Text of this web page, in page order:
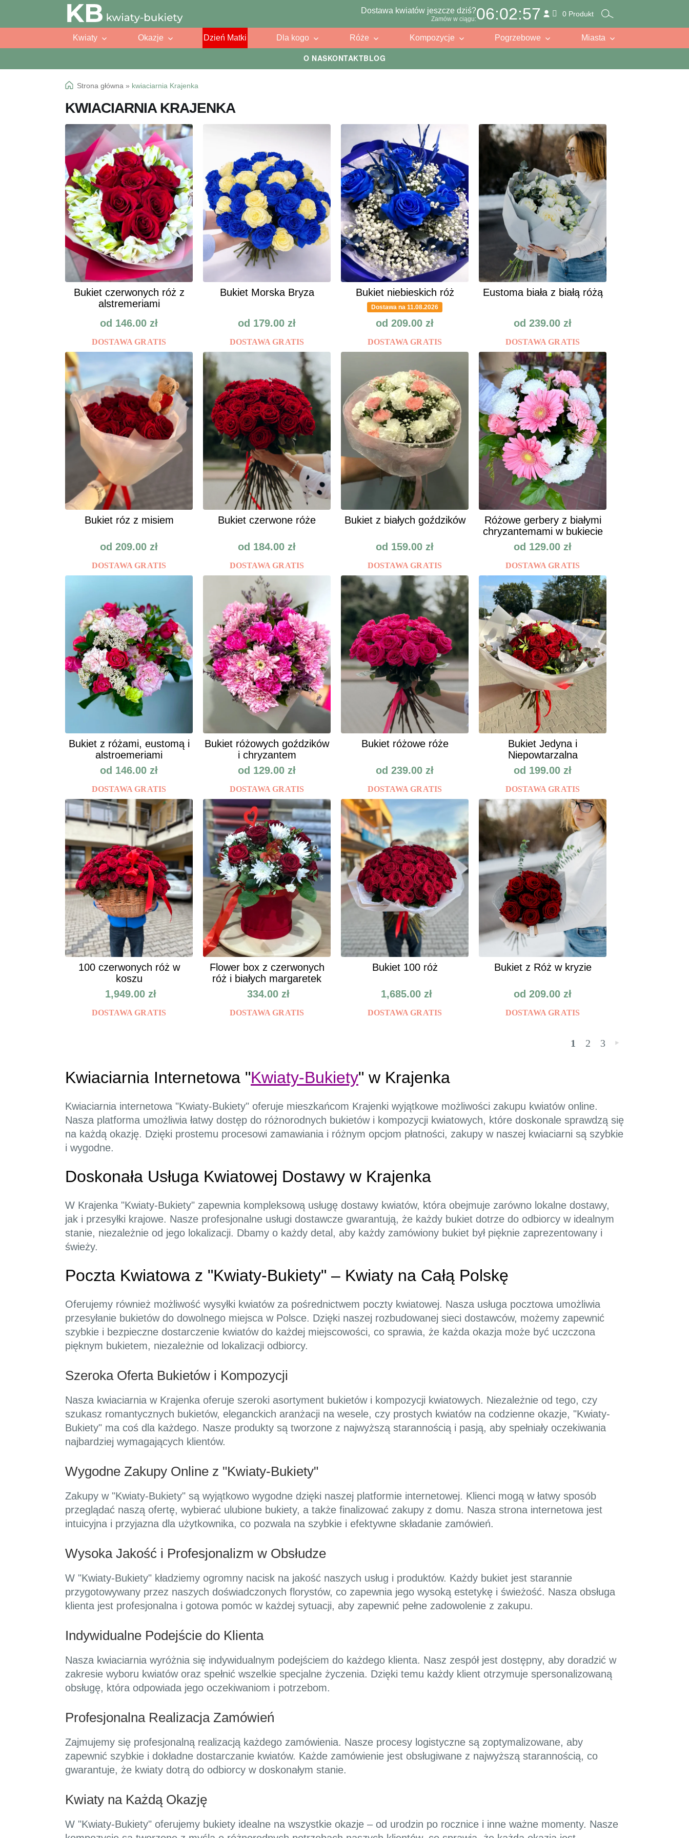
O NASKONTAKTBLOG
Przejdź
do
Przejdź
do
Dostawa kwiatów jeszcze dziś?
Zamów w ciągu:06:02:55 0 Produkt
Kwiaty Okazje Dzień Matki Dla kogo Róże Kompozycje Pogrzebowe Miasta
Strona główna » kwiaciarnia Krajenka
KWIACIARNIA KRAJENKA
Bukiet czerwonych róż z
alstremeriami
od 146.00 zł
DOSTAWA GRATIS
Bukiet Morska Bryza
od 179.00 zł
DOSTAWA GRATIS
Bukiet niebieskich róż
Dostawa na 11.08.2026
od 209.00 zł
DOSTAWA GRATIS
Eustoma biała z białą różą
od 239.00 zł
DOSTAWA GRATIS
Bukiet róz z misiem
od 209.00 zł
DOSTAWA GRATIS
Bukiet czerwone róże
od 184.00 zł
DOSTAWA GRATIS
Bukiet z białych goździków
od 159.00 zł
DOSTAWA GRATIS
Różowe gerbery z białymi
chryzantemami w bukiecie
od 129.00 zł
DOSTAWA GRATIS
Bukiet z różami, eustomą i
alstroemeriami
od 146.00 zł
DOSTAWA GRATIS
Bukiet różowych goździków
i chryzantem
od 129.00 zł
DOSTAWA GRATIS
Bukiet różowe róże
od 239.00 zł
DOSTAWA GRATIS
Bukiet Jedyna i
Niepowtarzalna
od 199.00 zł
DOSTAWA GRATIS
100 czerwonych róż w
koszu
1,949.00 zł
DOSTAWA GRATIS
Flower box z czerwonych
róż i białych margaretek
334.00 zł
DOSTAWA GRATIS
Bukiet 100 róż
1,685.00 zł
DOSTAWA GRATIS
Bukiet z Róż w kryzie
od 209.00 zł
DOSTAWA GRATIS
1 2 3 »
Kwiaciarnia Internetowa "Kwiaty-Bukiety" w Krajenka
Kwiaciarnia internetowa "Kwiaty-Bukiety" oferuje mieszkańcom Krajenki wyjątkowe możliwości zakupu kwiatów online.
Nasza platforma umożliwia łatwy dostęp do różnorodnych bukietów i kompozycji kwiatowych, które doskonale sprawdzą się
na każdą okazję. Dzięki prostemu procesowi zamawiania i różnym opcjom płatności, zakupy w naszej kwiaciarni są szybkie
i wygodne.
Doskonała Usługa Kwiatowej Dostawy w Krajenka
W Krajenka "Kwiaty-Bukiety" zapewnia kompleksową usługę dostawy kwiatów, która obejmuje zarówno lokalne dostawy,
jak i przesyłki krajowe. Nasze profesjonalne usługi dostawcze gwarantują, że każdy bukiet dotrze do odbiorcy w idealnym
stanie, niezależnie od jego lokalizacji. Dbamy o każdy detal, aby każdy zamówiony bukiet był pięknie zaprezentowany i
świeży.
Poczta Kwiatowa z "Kwiaty-Bukiety" – Kwiaty na Całą Polskę
Oferujemy również możliwość wysyłki kwiatów za pośrednictwem poczty kwiatowej. Nasza usługa pocztowa umożliwia
przesyłanie bukietów do dowolnego miejsca w Polsce. Dzięki naszej rozbudowanej sieci dostawców, możemy zapewnić
szybkie i bezpieczne dostarczenie kwiatów do każdej miejscowości, co sprawia, że każda okazja może być uczczona
pięknym bukietem, niezależnie od lokalizacji odbiorcy.
Szeroka Oferta Bukietów i Kompozycji
Nasza kwiaciarnia w Krajenka oferuje szeroki asortyment bukietów i kompozycji kwiatowych. Niezależnie od tego, czy
szukasz romantycznych bukietów, eleganckich aranżacji na wesele, czy prostych kwiatów na codzienne okazje, "Kwiaty-
Bukiety" ma coś dla każdego. Nasze produkty są tworzone z najwyższą starannością i pasją, aby spełniały oczekiwania
najbardziej wymagających klientów.
Wygodne Zakupy Online z "Kwiaty-Bukiety"
Zakupy w "Kwiaty-Bukiety" są wyjątkowo wygodne dzięki naszej platformie internetowej. Klienci mogą w łatwy sposób
przeglądać naszą ofertę, wybierać ulubione bukiety, a także finalizować zakupy z domu. Nasza strona internetowa jest
intuicyjna i przyjazna dla użytkownika, co pozwala na szybkie i efektywne składanie zamówień.
Wysoka Jakość i Profesjonalizm w Obsłudze
W "Kwiaty-Bukiety" kładziemy ogromny nacisk na jakość naszych usług i produktów. Każdy bukiet jest starannie
przygotowywany przez naszych doświadczonych florystów, co zapewnia jego wysoką estetykę i świeżość. Nasza obsługa
klienta jest profesjonalna i gotowa pomóc w każdej sytuacji, aby zapewnić pełne zadowolenie z zakupu.
Indywidualne Podejście do Klienta
Nasza kwiaciarnia wyróżnia się indywidualnym podejściem do każdego klienta. Nasz zespół jest dostępny, aby doradzić w
zakresie wyboru kwiatów oraz spełnić wszelkie specjalne życzenia. Dzięki temu każdy klient otrzymuje spersonalizowaną
obsługę, która odpowiada jego oczekiwaniom i potrzebom.
Profesjonalna Realizacja Zamówień
Zajmujemy się profesjonalną realizacją każdego zamówienia. Nasze procesy logistyczne są zoptymalizowane, aby
zapewnić szybkie i dokładne dostarczanie kwiatów. Każde zamówienie jest obsługiwane z najwyższą starannością, co
gwarantuje, że kwiaty dotrą do odbiorcy w doskonałym stanie.
Kwiaty na Każdą Okazję
W "Kwiaty-Bukiety" oferujemy bukiety idealne na wszystkie okazje – od urodzin po rocznice i inne ważne momenty. Nasze